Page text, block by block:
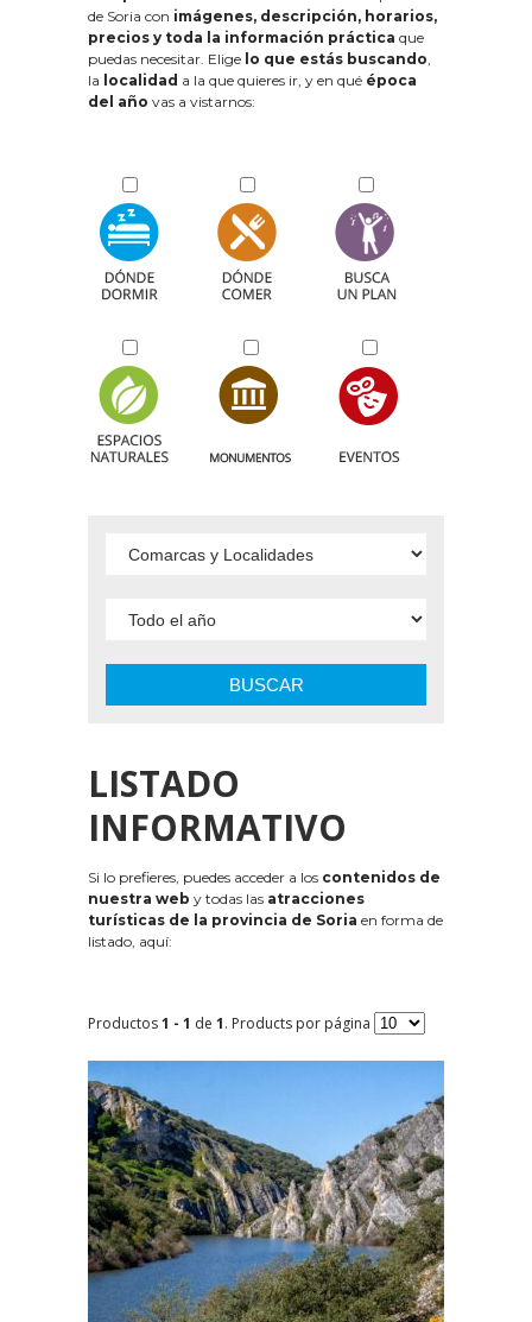
de Soria con imágenes, descripción, horarios,
precios y toda la información práctica que
puedas necesitar. Elige lo que estás buscando,
la localidad a la que quieres ir, y en qué época
del año vas a vistarnos:
BUSCAR
LISTADO
INFORMATIVO
Si lo prefieres, puedes acceder a los contenidos de
nuestra web y todas las atracciones
turísticas de la provincia de Soria en forma de
listado, aquí:
Productos1 - 1 de 1. Products por página